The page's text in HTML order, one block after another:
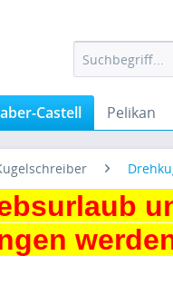
Castell Pelikan